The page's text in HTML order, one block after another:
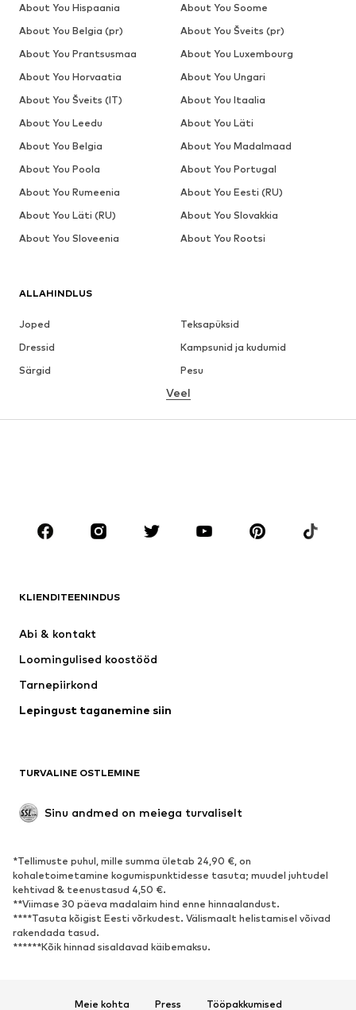
ALLAHINDLUS
Joped
Teksapüksid
Dressid
Kampsunid ja kudumid
Särgid
Pesu
Pluusid
RIIDED
Joped
Ülikonnad ja pintsakud
Ujumisriided
Sündmused
JALANÕUD
Uus
Saapad
Lahtised jalatsid
Eksklusiivne
SPORT
Spordiriided
Veel
KLIENDITEENINDUS
Abi & kontakt
Loomingulised koostööd
Tarnepiirkond
Lepingust taganemine siin
TURVALINE OSTLEMINE
Sinu andmed on meiega turvaliselt
*Tellimuste puhul, mille summa ületab 24,90 €, on
kohaletoimetamine kogumispunktidesse tasuta; muudel juhtudel
kehtivad & teenustasud 4,50 €.
**Viimase 30 päeva madalaim hind enne hinnaalandust.
****Tasuta kõigist Eesti võrkudest. Välismaalt helistamisel võivad
rakendada tasud.
******Kõik hinnad sisaldavad käibemaksu.
Meie kohta Press Tööpakkumised
About You Hispaania
About You Soome
About You Belgia (pr)
About You Šveits (pr)
About You Prantsusmaa
About You Luxembourg
About You Horvaatia
About You Ungari
About You Šveits (IT)
About You Itaalia
About You Leedu
About You Läti
About You Belgia
About You Madalmaad
About You Poola
About You Portugal
About You Rumeenia
About You Eesti (RU)
About You Läti (RU)
About You Slovakkia
About You Sloveenia
About You Rootsi